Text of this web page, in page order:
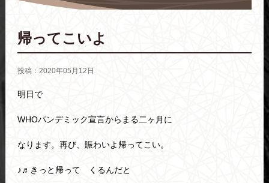
帰ってこいよ
投稿：2020年05月12日
明日で
WHOパンデミック宣言からまる二ヶ月に
なります。再び、賑わいよ帰ってこい。
♪♬きっと帰って くるんだと